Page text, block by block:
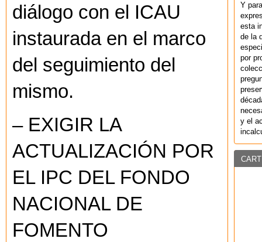
diálogo con el ICAU
instaurada en el marco
del seguimiento del
mismo.
– EXIGIR LA
ACTUALIZACIÓN POR
EL IPC DEL FONDO
NACIONAL DE
FOMENTO
Y
esta
de la
por
y el